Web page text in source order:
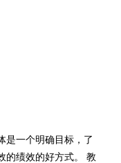
是一个明确目标，了
的绩效的好方式。 教